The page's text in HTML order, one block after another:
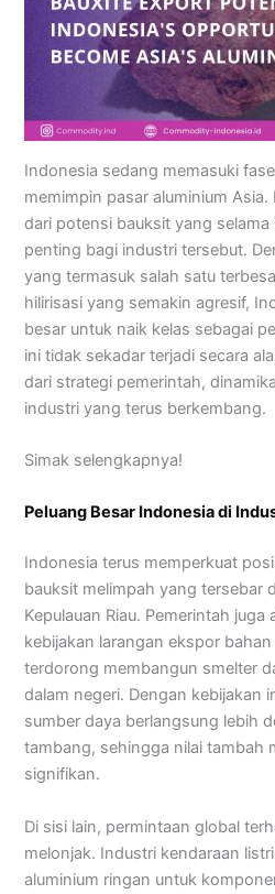
Indonesia sedang memasuki
memimpin pasar aluminium
dari potensi bauksit yang
penting bagi industri tersebut.
yang termasuk salah satu
hilirisasi yang semakin agresif,
besar untuk naik kelas sebagai
ini tidak sekadar terjadi secara
dari strategi pemerintah,
industri yang terus berkembang.
Simak selengkapnya!
Peluang Besar Indonesia di
Indonesia terus memperkuat
bauksit melimpah yang tersebar
Kepulauan Riau. Pemerintah juga
kebijakan larangan ekspor
terdorong membangun smelter
dalam negeri. Dengan kebijakan
sumber daya berlangsung lebih
tambang, sehingga nilai tambah
signifikan.
Di sisi lain, permintaan global
melonjak. Industri kendaraan
aluminium ringan untuk